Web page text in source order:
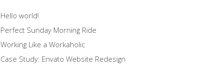
Hello world!
Perfect Sunday Morning Ride
Working Like a Workaholic
Case Study: Envato Website Redesign